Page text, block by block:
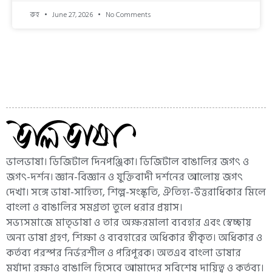
রুহ
June 27, 2026 No Comments
ভালভাষা। ডিজিটাল দিনপঞ্জিকা। ডিজিটাল বাঙালির জগৎ ও
জগৎ-দর্শন। জ্ঞান-বিজ্ঞান ও যুক্তিবাদী দর্শনের আলোয় জগৎ
দেখা। সঙ্গে ভাষা-সাহিত্য, শিল্প-সংস্কৃতি, ঐতিহ্য-উত্তরাধিকার মিলে
বাংলা ও বাঙালির সমগ্রতা তুলে ধরার প্রয়াস।
সভ্যসমাজে মাতৃভাষা ও তার অক্ষরমালা ব্যবহার এবং স্বেচ্ছায়
অন্য ভাষা গ্রহণ, শিক্ষা ও ব্যবহারের অধিকার স্বীকৃত। অধিকার ও
কর্তব্য পরস্পর নির্ভরশীল ও পরিপূরক। অতএব বাংলা ভাষার
মর্যাদা রক্ষাও বাঙালি হিসেবে আমাদের সবিশেষ দায়িত্ব ও কর্তব্য।